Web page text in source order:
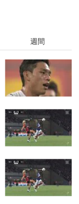
週間